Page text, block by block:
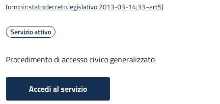
(urn:nir:stato:decreto.legislativo:2013-03-14;33~art5)
Servizio attivo
Procedimento di accesso civico generalizzato
Accedi al servizio